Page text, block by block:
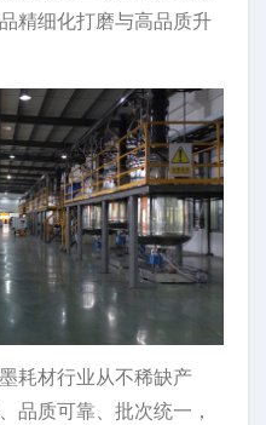
精细化打磨与高品质升
耗材行业从不稀缺产
品质可靠、批次统一，